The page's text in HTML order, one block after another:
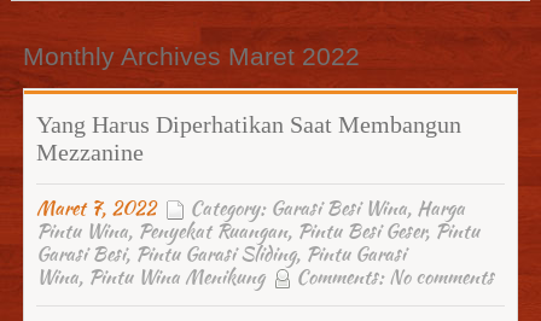
Monthly Archives Maret 2022
Yang Harus Diperhatikan Saat Membangun
Mezzanine
Maret 7, 2022 Category: Garasi Besi Wina, Harga
Pintu Wina, Penyekat Ruangan, Pintu Besi Geser, Pintu
Garasi Besi, Pintu Garasi Sliding, Pintu Garasi
Wina, Pintu Wina Menikung Comments: No comments